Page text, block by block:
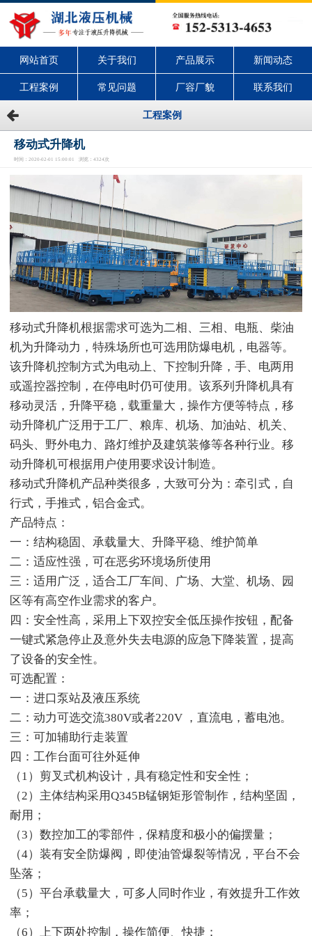
网站首页 关于我们 产品展示 新闻动态
工程案例 常见问题 厂容厂貌 联系我们
工程案例
移动式升降机
时间：2020-02-01 15:00:01 浏览：4324次
移动式升降机根据需求可选为二相、三相、电瓶、柴油
机为升降动力，特殊场所也可选用防爆电机，电器等。
该升降机控制方式为电动上、下控制升降，手、电两用
或遥控器控制，在停电时仍可使用。该系列升降机具有
移动灵活，升降平稳，载重量大，操作方便等特点，移
动升降机广泛用于工厂、粮库、机场、加油站、机关、
码头、野外电力、路灯维护及建筑装修等各种行业。移
动升降机可根据用户使用要求设计制造。
移动式升降机产品种类很多，大致可分为：牵引式，自
行式，手推式，铝合金式。
产品特点：
一：结构稳固、承载量大、升降平稳、维护简单
二：适应性强，可在恶劣环境场所使用
三：适用广泛，适合工厂车间、广场、大堂、机场、园
区等有高空作业需求的客户。
四：安全性高，采用上下双控安全低压操作按钮，配备
一键式紧急停止及意外失去电源的应急下降装置，提高
了设备的安全性。
可选配置：
一：进口泵站及液压系统
二：动力可选交流380V或者220V ，直流电，蓄电池。
三：可加辅助行走装置
四：工作台面可往外延伸
（1）剪叉式机构设计，具有稳定性和安全性；
（2）主体结构采用Q345B锰钢矩形管制作，结构坚固，
耐用；
（3）数控加工的零部件，保精度和极小的偏摆量；
（4）装有安全防爆阀，即使油管爆裂等情况，平台不会
坠落；
（5）平台承载量大，可多人同时作业，有效提升工作效
率；
（6）上下两处控制，操作简便、快捷；